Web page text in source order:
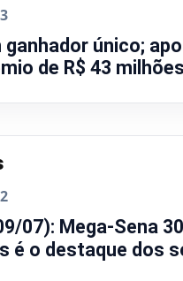
único;
de R$ 43
07): Mega-Sena
é o destaque dos